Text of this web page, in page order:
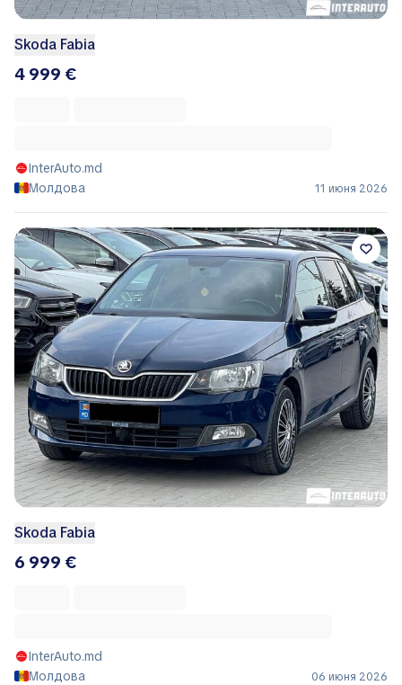
Skoda Fabia
4 999 €
InterAuto.md
Молдова
11 июня 2026
Skoda Fabia
6 999 €
InterAuto.md
Молдова
06 июня 2026